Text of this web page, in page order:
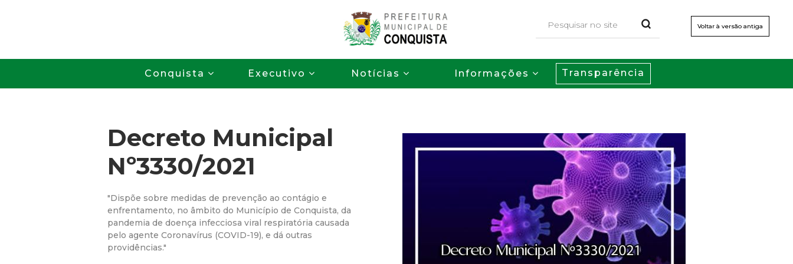
para
o
conteúdo
principal
Voltar à versão antiga
P
r
f
i
t
Conquista Executivo Notícias Informações Transparência
Decreto Municipal
Nº3330/2021
"Dispõe sobre medidas de prevenção ao contágio e
enfrentamento, no âmbito do Município de Conquista, da
pandemia de doença infecciosa viral respiratória causada
pelo agente Coronavírus (COVID-19), e dá outras
providências."